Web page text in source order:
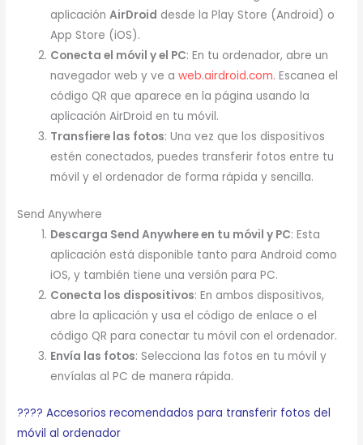
aplicaciónAirDroid desde la Play Store (Android) o
App Store (iOS).
Conecta el móvil y el PC: En tu ordenador, abre un
navegador web y ve aweb.airdroid.com. Escanea el
código QR que aparece en la página usando la
aplicación AirDroid en tu móvil.
Transfiere las fotos: Una vez que los dispositivos
estén conectados, puedes transferir fotos entre tu
móvil y el ordenador de forma rápida y sencilla.
Send Anywhere
Descarga Send Anywhere en tu móvil y PC: Esta
aplicación está disponible tanto para Android como
iOS, y también tiene una versión para PC.
Conecta los dispositivos: En ambos dispositivos,
abre la aplicación y usa el código de enlace o el
código QR para conectar tu móvil con el ordenador.
Envía las fotos: Selecciona las fotos en tu móvil y
envíalas al PC de manera rápida.
???? Accesorios recomendados para transferir fotos del
móvil al ordenador